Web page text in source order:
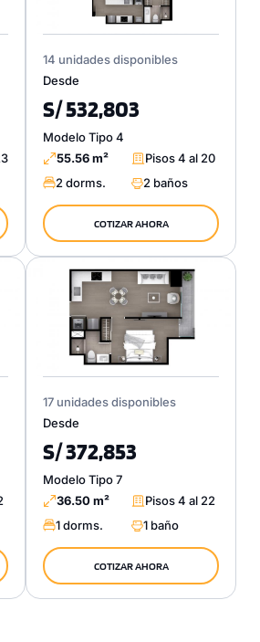
14 unidades disponibles
Desde
S/ 532,803
Modelo Tipo 4
55.56 m²
Pisos 4 al 20
2 dorms.
2 baños
COTIZAR AHORA
17 unidades disponibles
Desde
S/ 372,853
Modelo Tipo 7
36.50 m²
Pisos 4 al 22
1 dorms.
1 baño
COTIZAR AHORA